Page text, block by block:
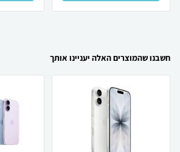
חשבנו שהמוצרים האלה יעניינו אותך